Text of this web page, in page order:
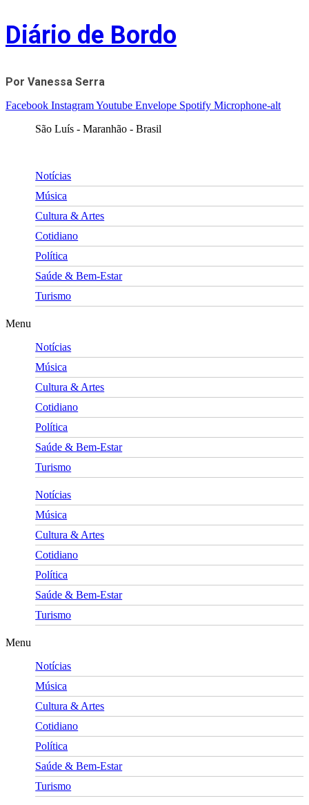
Skip
to
content
Diário de Bordo
Por Vanessa Serra
Facebook InstagramYoutube Envelope Spotify Microphone-alt
São Luís - Maranhão - Brasil
Notícias
Música
Cultura & Artes
Cotidiano
Política
Saúde & Bem-Estar
Turismo
Menu
Notícias
Música
Cultura & Artes
Cotidiano
Política
Saúde & Bem-Estar
Turismo
Notícias
Música
Cultura & Artes
Cotidiano
Política
Saúde & Bem-Estar
Turismo
Menu
Notícias
Música
Cultura & Artes
Cotidiano
Política
Saúde & Bem-Estar
Turismo